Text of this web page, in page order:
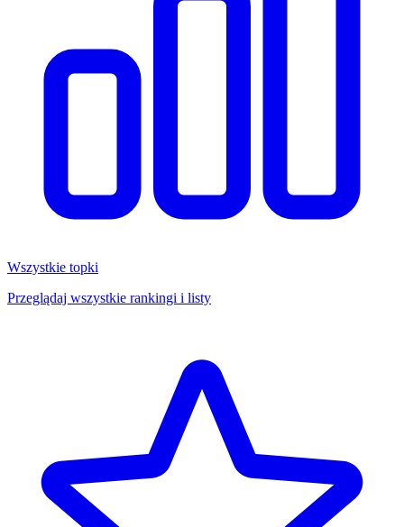
Wszystkie topki
Przeglądaj wszystkie rankingi i listy